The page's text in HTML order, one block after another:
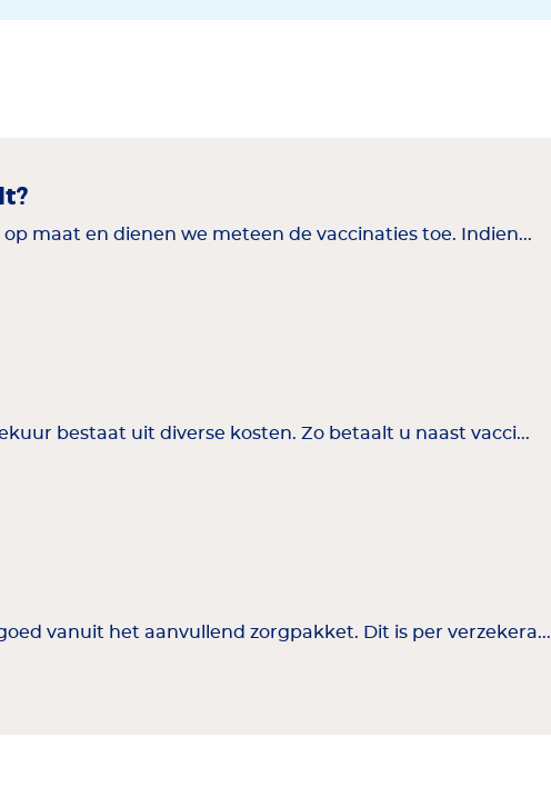
maat en dienen we meteen de vaccinaties toe. Indien...
bestaat uit diverse kosten. Zo betaalt u naast vacci...
vanuit het aanvullend zorgpakket. Dit is per verzekera...